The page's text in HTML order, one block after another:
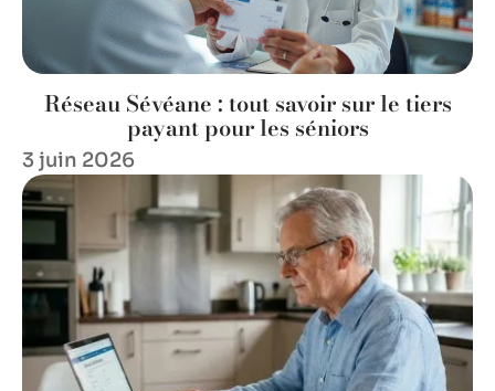
Réseau Sévéane : tout savoir sur le tiers
payant pour les séniors
3 juin 2026